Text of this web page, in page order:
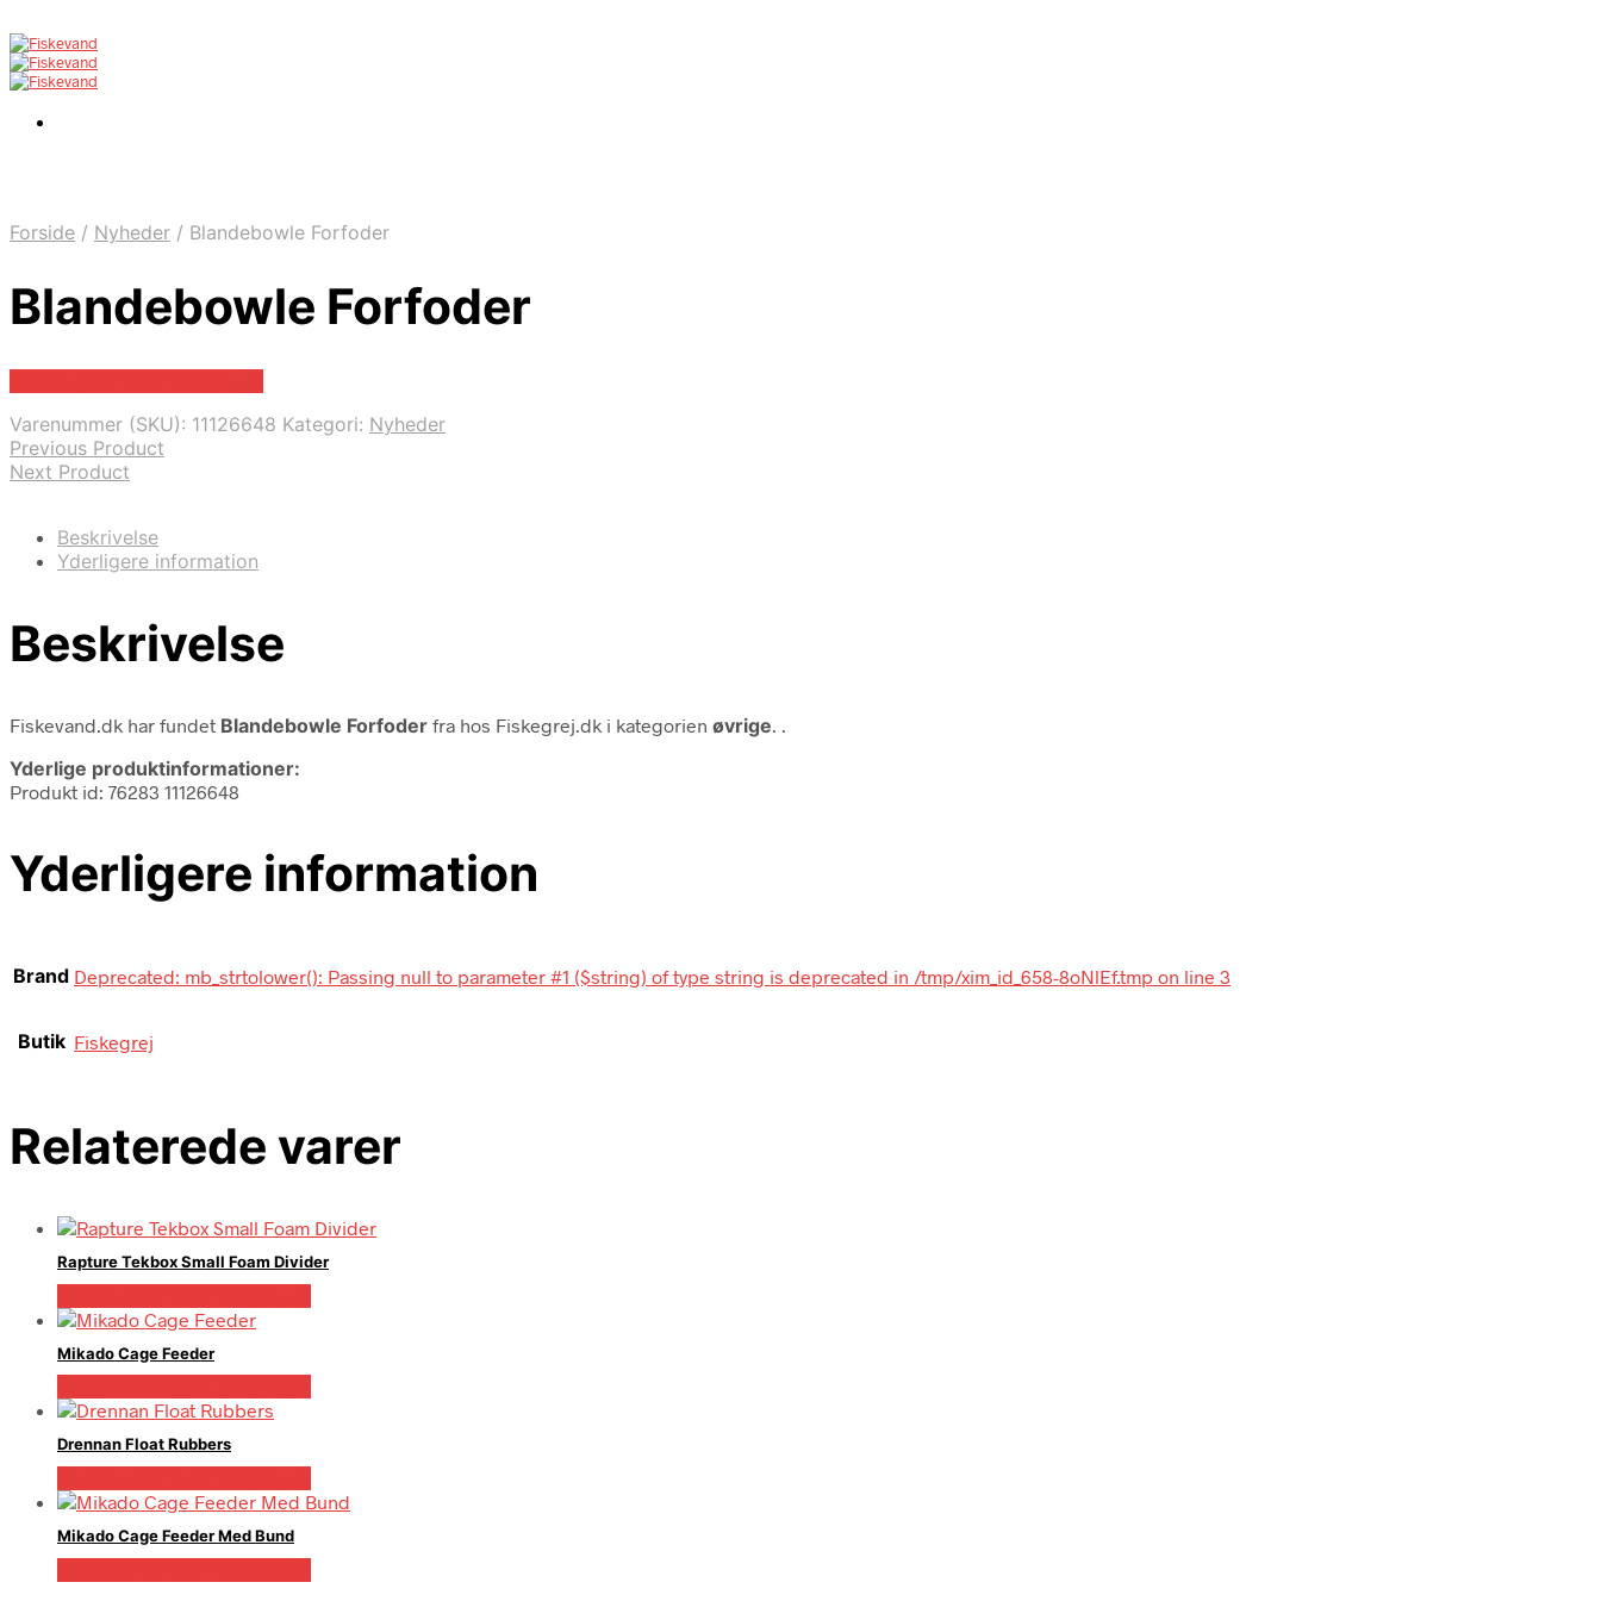
Forside / Nyheder / Blandebowle Forfoder
Blandebowle Forfoder
Varenummer (SKU): 11126648 Kategori: Nyheder
Previous Product
Next Product
Beskrivelse
Yderligere information
Beskrivelse
Fiskevand.dk har fundet Blandebowle Forfoder fra hos Fiskegrej.dk i kategorien øvrige
Yderlige produktinformationer:
Produkt id: 76283 11126648
Yderligere information
Brand Deprecated: mb_strtolower(): Passing null to parameter #1 ($string) of type string is deprecated in /tmp/xim_id_658-8oNlEf.tmp on line 3
Butik Fiskegrej
Relaterede varer
Rapture Tekbox Small Foam Divider
Mikado Cage Feeder
Drennan Float Rubbers
Mikado Cage Feeder Med Bund